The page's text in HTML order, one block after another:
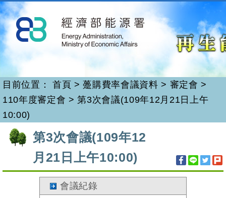
跳
到
主
要
內
再生能源
目前位置： 首頁 > 躉購費率會議資料 > 審定會 >
110年度審定會 >第3次會議(109年12月21日上午
10:00)
第3次會議(109年12
月21日上午10:00)
會議紀錄